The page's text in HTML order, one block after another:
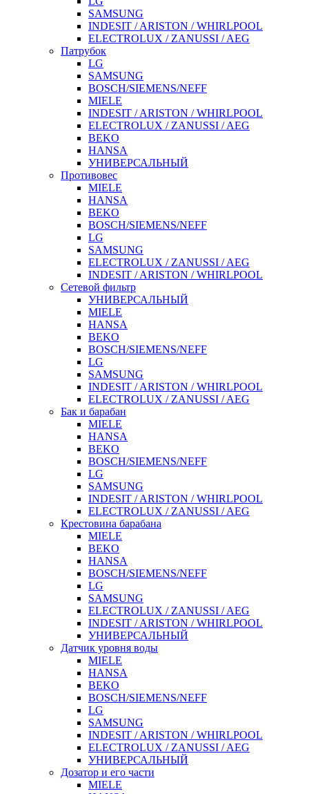
SAMSUNG
INDESIT / ARISTON / WHIRLPOOL
ELECTROLUX / ZANUSSI / AEG
Патрубок
LG
SAMSUNG
BOSCH/SIEMENS/NEFF
MIELE
INDESIT / ARISTON / WHIRLPOOL
ELECTROLUX / ZANUSSI / AEG
BEKO
HANSA
УНИВЕРСАЛЬНЫЙ
Противовес
MIELE
HANSA
BEKO
BOSCH/SIEMENS/NEFF
LG
SAMSUNG
ELECTROLUX / ZANUSSI / AEG
INDESIT / ARISTON / WHIRLPOOL
Сетевой фильтр
УНИВЕРСАЛЬНЫЙ
MIELE
HANSA
BEKO
BOSCH/SIEMENS/NEFF
LG
SAMSUNG
INDESIT / ARISTON / WHIRLPOOL
ELECTROLUX / ZANUSSI / AEG
Бак и барабан
MIELE
HANSA
BEKO
BOSCH/SIEMENS/NEFF
LG
SAMSUNG
INDESIT / ARISTON / WHIRLPOOL
ELECTROLUX / ZANUSSI / AEG
Крестовина барабана
MIELE
BEKO
HANSA
BOSCH/SIEMENS/NEFF
LG
SAMSUNG
ELECTROLUX / ZANUSSI / AEG
INDESIT / ARISTON / WHIRLPOOL
УНИВЕРСАЛЬНЫЙ
Датчик уровня воды
MIELE
HANSA
BEKO
BOSCH/SIEMENS/NEFF
LG
SAMSUNG
INDESIT / ARISTON / WHIRLPOOL
ELECTROLUX / ZANUSSI / AEG
УНИВЕРСАЛЬНЫЙ
Дозатор и его части
MIELE